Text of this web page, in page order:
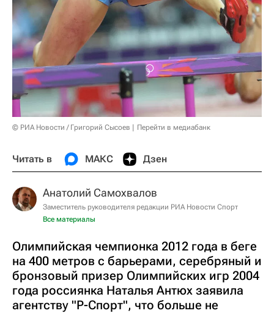
© РИА Новости / Григорий Сысоев Перейти в медиабанк
Читать в МАКС Дзен
Анатолий Самохвалов
Заместитель руководителя редакции РИА Новости Спорт
Все материалы
Олимпийская чемпионка 2012 года в беге
на 400 метров с барьерами, серебряный и
бронзовый призер Олимпийских игр 2004
года россиянка Наталья Антюх заявила
агентству "Р-Спорт", что больше не